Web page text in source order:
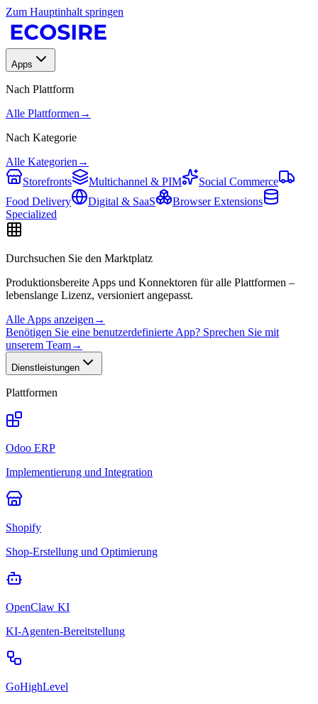
Zum Hauptinhalt springen
Apps
Nach Plattform
Alle Plattformen →
Nach Kategorie
Alle Kategorien →
Storefronts
Multichannel & PIM
Social Commerce
Food Delivery
Digital & SaaS
Browser Extensions
Specialized
Durchsuchen Sie den Marktplatz
Produktionsbereite Apps und Konnektoren für alle Plattformen –
lebenslange Lizenz, versioniert angepasst.
Alle Apps anzeigen →
Benötigen Sie eine benutzerdefinierte App? Sprechen Sie mit
unserem Team→
Dienstleistungen
Plattformen
Odoo ERP
Implementierung und Integration
Shopify
Shop-Erstellung und Optimierung
OpenClaw KI
KI-Agenten-Bereitstellung
GoHighLevel